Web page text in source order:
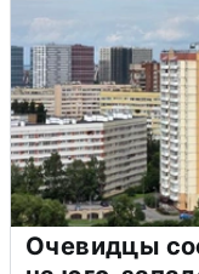
Очевидцы